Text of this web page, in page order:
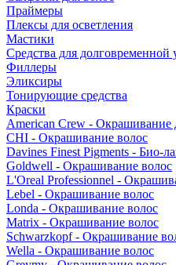
Праймеры
Плексы для осветления
Мастики
Средства для долговременной
Филлеры
Эликсиры
Тонирующие средства
Краски
American Crew - Окрашивание
CHI - Окрашивание волос
Davines Finest Pigments - Био-
Goldwell - Окрашивание волос
L'Oreal Professionnel -
Lebel - Окрашивание волос
Londa - Окрашивание волос
Matrix - Окрашивание волос
Schwarzkopf - Окрашивание
Wella - Окрашивание волос